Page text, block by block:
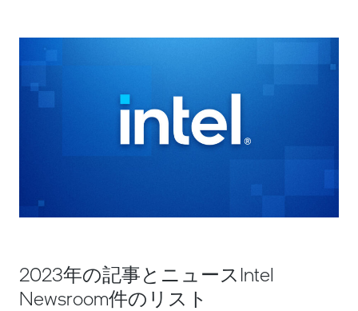
2023年の記事とニュースIntel
Newsroom件のリスト